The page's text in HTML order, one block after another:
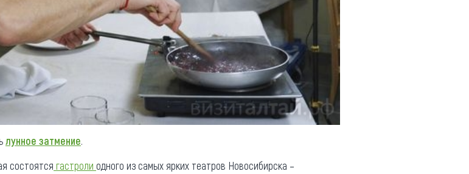
лунное затмение.
состоятся гастроли одного из самых ярких театров Новосибирска –